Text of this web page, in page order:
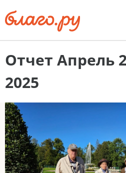
Отчет Апрель
2025